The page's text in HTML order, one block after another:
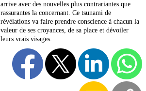
arrive avec des nouvelles plus contrariantes que
rassurantes la concernant. Ce tsunami de
révélations va faire prendre conscience à chacun la
valeur de ses croyances, de sa place et dévoiler
leurs vrais visages.